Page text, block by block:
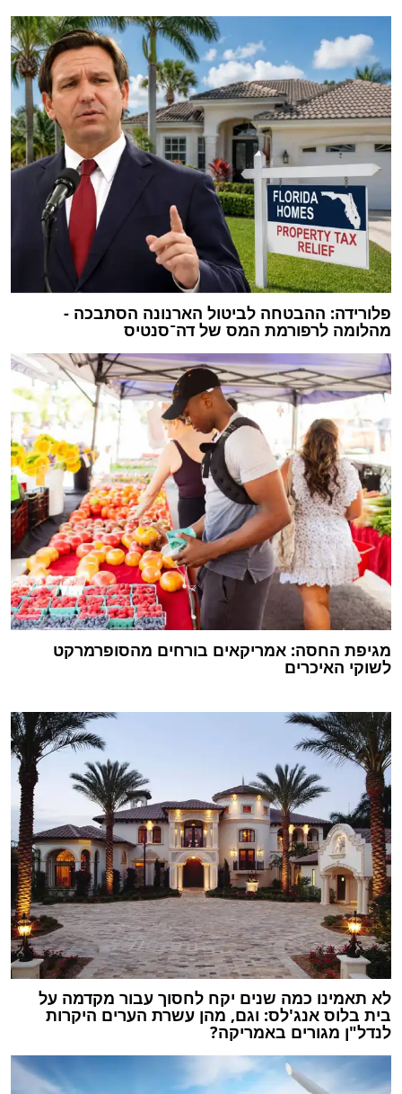
פלורידה: ההבטחה לביטול הארנונה הסתבכה -
מהלומה לרפורמת המס של דה־סנטיס
מגיפת החסה: אמריקאים בורחים מהסופרמרקט
לשוקי האיכרים
לא תאמינו כמה שנים יקח לחסוך עבור מקדמה על
בית בלוס אנג'לס: וגם, מהן עשרת הערים היקרות
לנדל"ן מגורים באמריקה?